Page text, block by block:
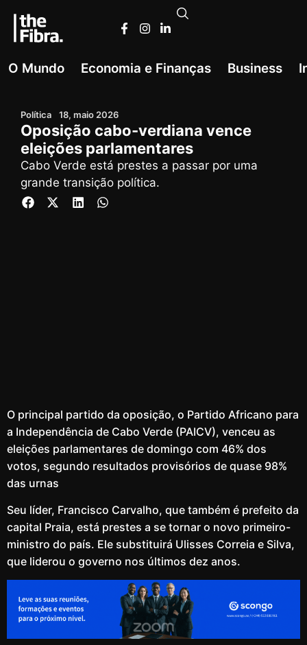
O Mundo Economia e Finanças Business
Política 18, maio 2026
Oposição cabo-verdiana vence
eleições parlamentares
Cabo Verde está prestes a passar por uma
grande transição política.
O principal partido da oposição, o Partido Africano para
a Independência de Cabo Verde (PAICV), venceu as
eleições parlamentares de domingo com 46% dos
votos, segundo resultados provisórios de quase 98%
das urnas
Seu líder, Francisco Carvalho, que também é prefeito da
capital Praia, está prestes a se tornar o novo primeiro-
ministro do país. Ele substituirá Ulisses Correia e Silva,
que liderou o governo nos últimos dez anos.